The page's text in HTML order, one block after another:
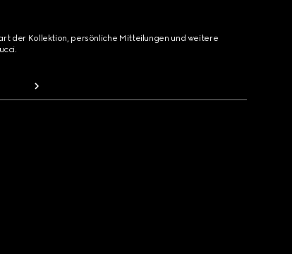
der Kollektion, persönliche Mitteilungen und weitere